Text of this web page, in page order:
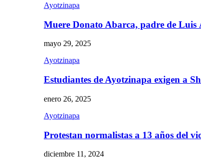
Ayotzinapa
Muere Donato Abarca, padre de
mayo 29, 2025
Ayotzinapa
Estudiantes de Ayotzinapa exigen a
enero 26, 2025
Ayotzinapa
Protestan normalistas a 13 años del
diciembre 11, 2024